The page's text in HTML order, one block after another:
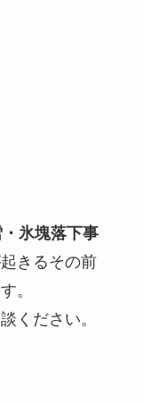
氷塊落下事
きるその前
。
ください。